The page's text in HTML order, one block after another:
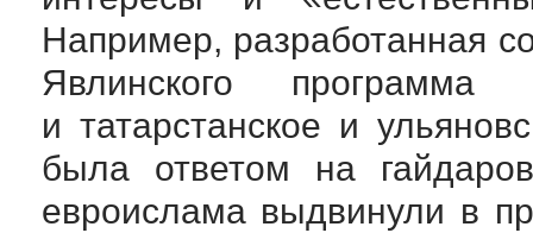
Например, разработанная
Явлинского программа
и татарстанское и
была ответом на
евроислама выдвинули в